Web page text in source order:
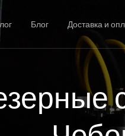
Блог Доставка и